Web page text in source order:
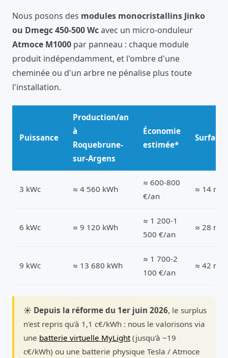
Nous posons des modules monocristallins Jinko
ou Dmegc 450-500 Wcavec un micro-onduleur
Atmoce M1000 par panneau : chaque module
produit indépendamment, et l'ombre d'une
cheminée ou d'un arbre ne pénalise plus toute
l'installation.
Puissance
Production/an
à
Roquebrune-
sur-Argens
Économie
estimée*
Surface
3 kWc ≈ 4 560 kWh
≈ 600-800
€/an
≈ 14 m²
6 kWc ≈ 9 120 kWh
≈ 1 200-1
500 €/an
≈ 28 m²
9 kWc ≈ 13 680 kWh
≈ 1 700-2
100 €/an
≈ 42 m²
☀️ Depuis la réforme du 1er juin 2026, le surplus
n'est repris qu'à 1,1 c€/kWh : nous le valorisons via
une batterie virtuelle MyLight(jusqu'à ~19
c€/kWh) ou une batterie physique Tesla / Atmoce